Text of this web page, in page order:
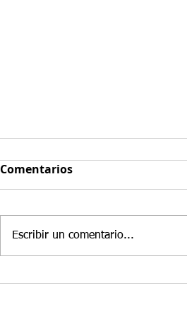
Precio del dolar
Comentarios
Escribir un comentario...